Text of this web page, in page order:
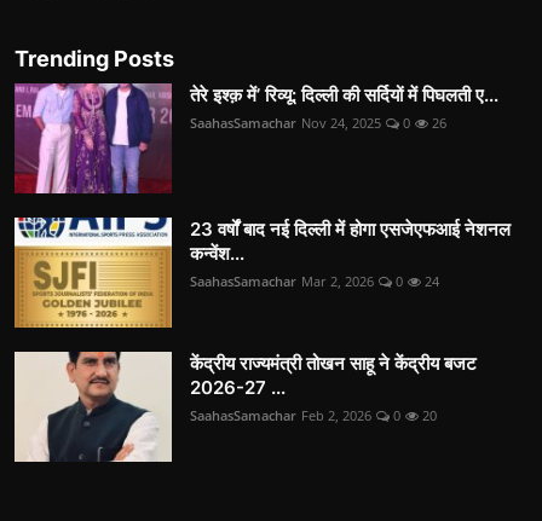
Trending Posts
तेरे इश्क़ में’ रिव्यू: दिल्ली की सर्दियों में पिघलती ए...
SaahasSamachar Nov 24, 2025 0 26
23 वर्षों बाद नई दिल्ली में होगा एसजेएफआई नेशनल
कन्वेंश...
SaahasSamachar Mar 2, 2026 0 24
केंद्रीय राज्यमंत्री तोखन साहू ने केंद्रीय बजट
2026-27 ...
SaahasSamachar Feb 2, 2026 0 20